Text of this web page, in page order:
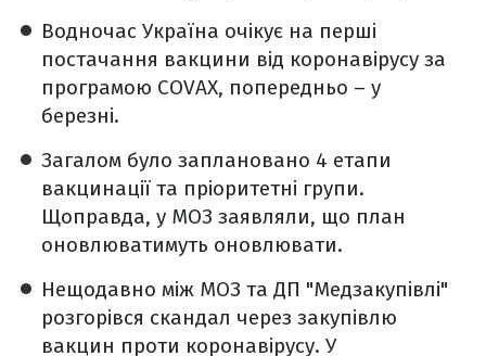
Водночас Україна очікує на перші
постачання вакцини від коронавірусу за
програмою COVAX, попередньо – у
березні.
Загалом було заплановано 4 етапи
вакцинації та пріоритетні групи.
Щоправда, у МОЗ заявляли, що план
оновлюватимуть оновлювати.
Нещодавно між МОЗ та ДП "Медзакупівлі"
розгорівся скандал через закупівлю
вакцин проти коронавірусу. У